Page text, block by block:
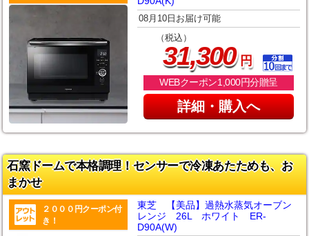
08月10日お届け可能
（税込）
31,300円
WEBクーポン1,000円分贈呈
詳細・購入へ
石窯ドームで本格調理！センサーで冷凍あたためも、お
まかせ
２０００円クーポン付
き！
東芝 【美品】過熱水蒸気オーブン
レンジ 26L ホワイト ER-
D90A(W)